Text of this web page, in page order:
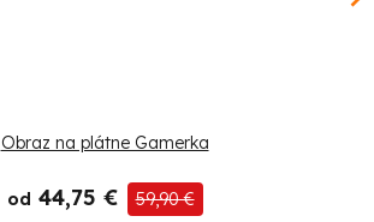
Obraz na plátne Gamerka
od 44,75 € 59,90 €